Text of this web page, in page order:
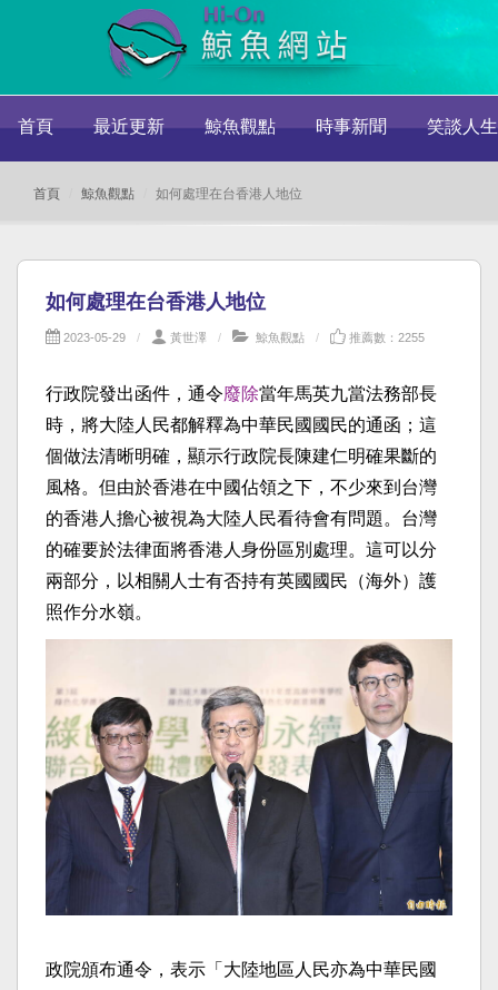
首頁 最近更新 鯨魚觀點 時事新聞 笑談人生
首頁 鯨魚觀點 如何處理在台香港人地位
如何處理在台香港人地位
2023-05-29 黃世澤 鯨魚觀點 推薦數：2255
行政院發出函件，通令廢除當年馬英九當法務部長
時，將大陸人民都解釋為中華民國國民的通函；這
個做法清晰明確，顯示行政院長陳建仁明確果斷的
風格。但由於香港在中國佔領之下，不少來到台灣
的香港人擔心被視為大陸人民看待會有問題。台灣
的確要於法律面將香港人身份區別處理。這可以分
兩部分，以相關人士有否持有英國國民（海外）護
照作分水嶺。
政院頒布通令，表示「大陸地區人民亦為中華民國